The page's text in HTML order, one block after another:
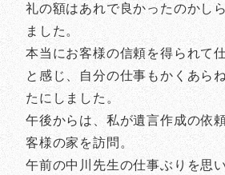
礼の額はあれで良かったのかし
ました。
本当にお客様の信頼を得られて
と感じ、自分の仕事もかくあら
たにしました。
午後からは、私が遺言作成の依
客様の家を訪問。
午前の中川先生の仕事ぶりを思